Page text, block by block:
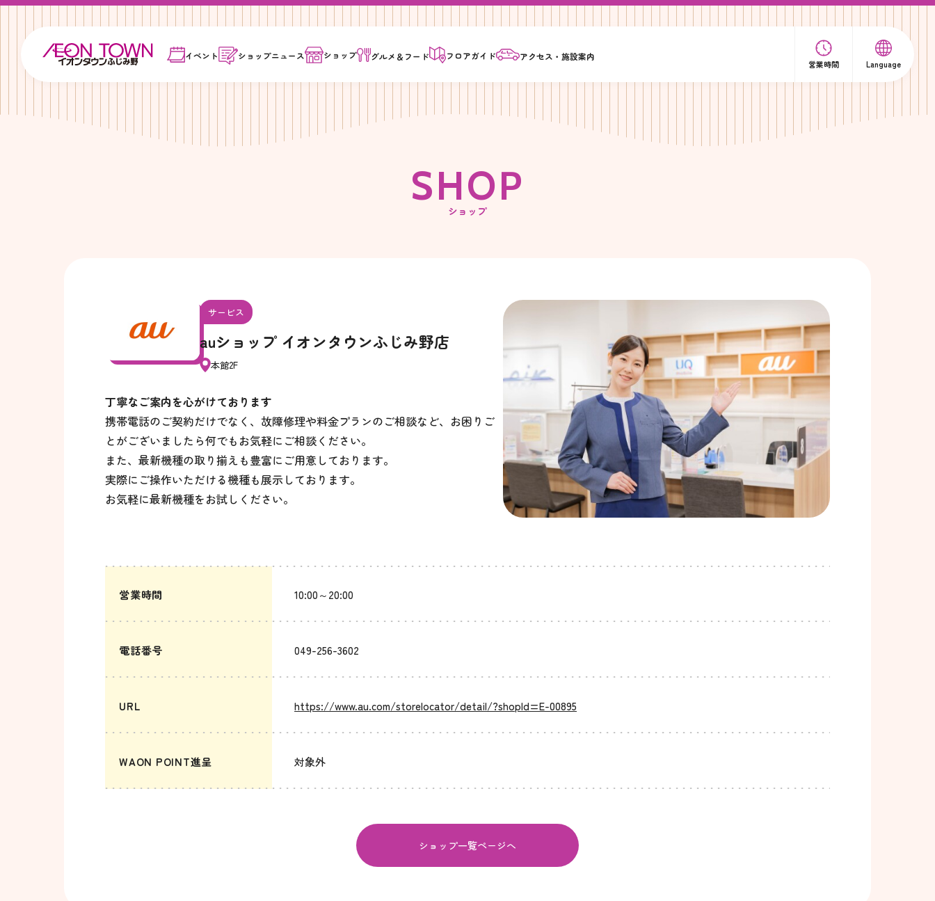
イベント ショップニュース ショップ グルメ＆ フード フロアガイド アクセス・施設案内
営業時間 Language
SHOP
ショップ
サービス
auショップ イオンタウンふじみ野店
本館2F
丁寧なご案内を心がけております
携帯電話のご契約だけでなく、故障修理や料金プランのご相談など、お困りご
とがございましたら何でもお気軽にご相談ください。
また、最新機種の取り揃えも豊富にご用意しております。
実際にご操作いただける機種も展示しております。
お気軽に最新機種をお試しください。
営業時間 10:00～20:00
電話番号 049-256-3602
URL https://www.au.com/storelocator/detail/?shopId=E-00895
WAON POINT進呈 対象外
ショップ一覧ページへ